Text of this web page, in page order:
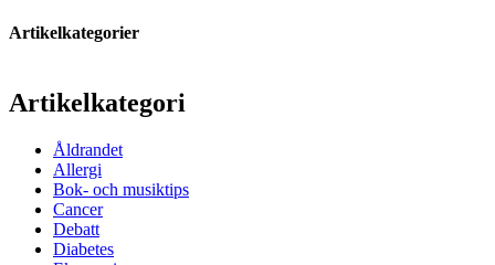
Artikelkategorier
Artikelkategori
Åldrandet
Allergi
Bok- och musiktips
Cancer
Debatt
Diabetes